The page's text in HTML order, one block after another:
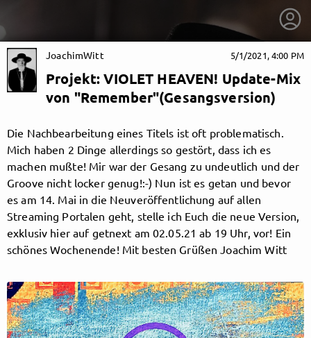
getnext to JoachimWitt
JoachimWitt 5/1/2021, 4:00 PM
Projekt: VIOLET HEAVEN! Update-Mix
von "Remember"(Gesangsversion)
Die Nachbearbeitung eines Titels ist oft problematisch.
Mich haben 2 Dinge allerdings so gestört, dass ich es
machen mußte! Mir war der Gesang zu undeutlich und der
Groove nicht locker genug!:-) Nun ist es getan und bevor
es am 14. Mai in die Neuveröffentlichung auf allen
Streaming Portalen geht, stelle ich Euch die neue Version,
exklusiv hier auf getnext am 02.05.21 ab 19 Uhr, vor! Ein
schönes Wochenende! Mit besten Grüßen Joachim Witt